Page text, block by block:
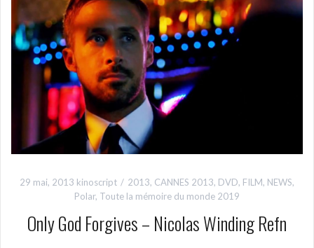
29 mai, 2013 kinoscript 2013, CANNES 2013, DVD, FILM, NEWS,
Polar, Toute la mémoire du monde 2019
Only God Forgives – Nicolas Winding Refn